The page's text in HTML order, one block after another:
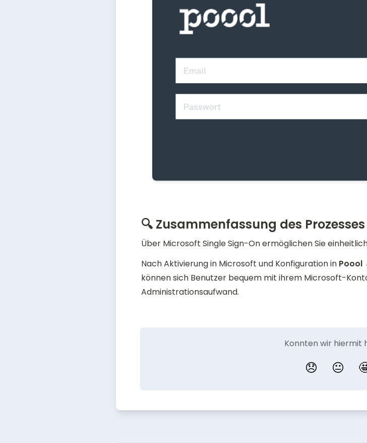
🔍 Zusammenfassung des Prozesses
Über Microsoft Single Sign-On ermöglichen Sie
Nach Aktivierung in Microsoft und Konfiguration in Poool
können sich Benutzer bequem mit ihrem Microsoft-
Administrationsaufwand.
Konnten wir hiermit
😞 😐